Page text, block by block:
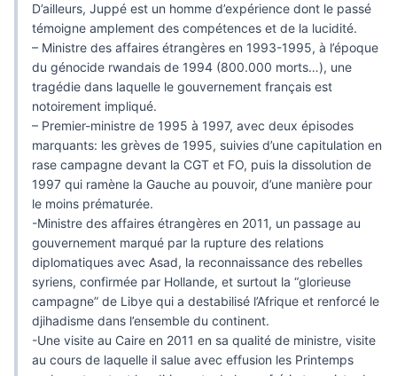
D’ailleurs, Juppé est un homme d’expérience dont le passé
témoigne amplement des compétences et de la lucidité.
– Ministre des affaires étrangères en 1993-1995, à l’époque
du génocide rwandais de 1994 (800.000 morts…), une
tragédie dans laquelle le gouvernement français est
notoirement impliqué.
– Premier-ministre de 1995 à 1997, avec deux épisodes
marquants: les grèves de 1995, suivies d’une capitulation en
rase campagne devant la CGT et FO, puis la dissolution de
1997 qui ramène la Gauche au pouvoir, d’une manière pour
le moins prématurée.
-Ministre des affaires étrangères en 2011, un passage au
gouvernement marqué par la rupture des relations
diplomatiques avec Asad, la reconnaissance des rebelles
syriens, confirmée par Hollande, et surtout la “glorieuse
campagne” de Libye qui a destabilisé l’Afrique et renforcé le
djihadisme dans l’ensemble du continent.
-Une visite au Caire en 2011 en sa qualité de ministre, visite
au cours de laquelle il salue avec effusion les Printemps